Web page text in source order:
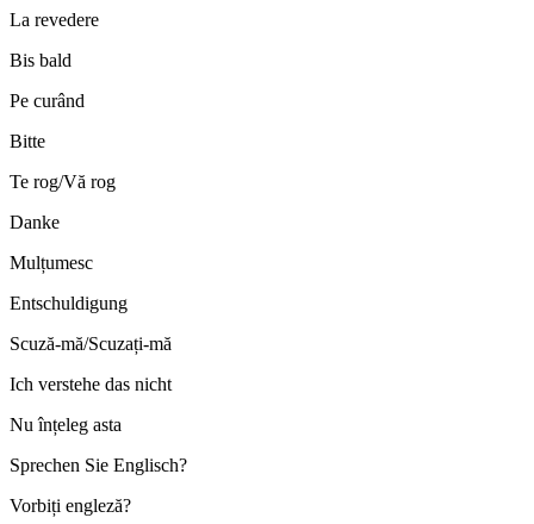
La revedere
Bis bald
Pe curând
Bitte
Te rog/Vă rog
Danke
Mulțumesc
Entschuldigung
Scuză-mă/Scuzați-mă
Ich verstehe das nicht
Nu înțeleg asta
Sprechen Sie Englisch?
Vorbiți engleză?